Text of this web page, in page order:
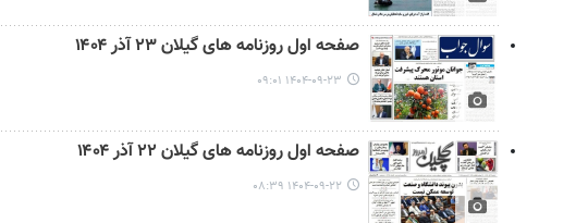
صفحه اول روزنامه های گیلان ۲۳ آذر ۱۴۰۴
۱۴۰۴-۰۹-۲۳ ۰۹:۰۱
صفحه اول روزنامه های گیلان ۲۲ آذر ۱۴۰۴
۱۴۰۴-۰۹-۲۲ ۰۸:۳۹